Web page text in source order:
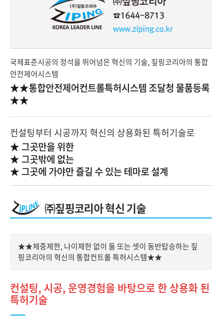
국제표준시공의 정석을 뛰어넘은 혁신의 기술, 짚핑코리아의 통합
안전제어시스템
★★통합안전제어컨트롤특허시스템 조달청 물품등록
★★
컨설팅부터 시공까지 혁신의 상용화된 특허기술로
★ 그곳만을 위한
★ 그곳밖에 없는
★ 그곳에 가야만 즐길 수 있는 테마로 설계
㈜짚핑코리아 혁신 기술
★★체중제한, 나이제한 없이 둘 또는 셋이 동반탑승하는 짚
핑코리아의 혁신의 통합컨트롤 특허시스템★★
컨설팅, 시공, 운영경험을 바탕으로 한 상용화 된
특허기술